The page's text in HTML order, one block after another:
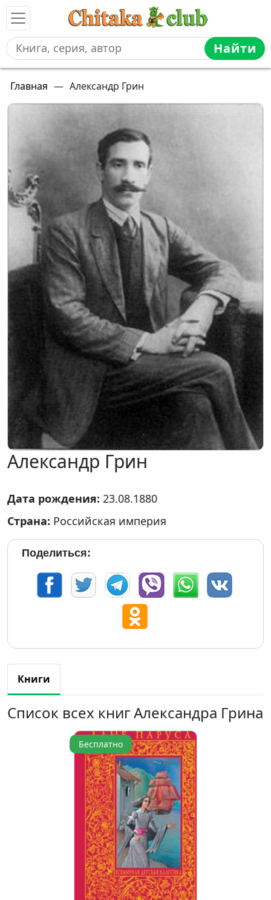
Найти
Главная — Александр Грин
Александр Грин
Дата рождения: 23.08.1880
Страна: Российская империя
Поделиться:
Книги
Список всех книг Александра Грина
Бесплатно